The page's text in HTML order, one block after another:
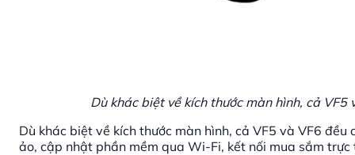
Dù khác biệt về kích thước màn hình, cả
Dù khác biệt về kích thước màn hình, cả VF5 và VF6 đều
ảo, cập nhật phần mềm qua Wi-Fi, kết nối mua sắm